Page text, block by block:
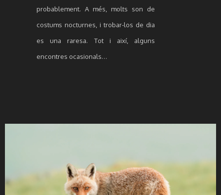
probablement. A més, molts son de
costums nocturnes, i trobar-los de dia
es una raresa. Tot i així, alguns
encontres ocasionals…